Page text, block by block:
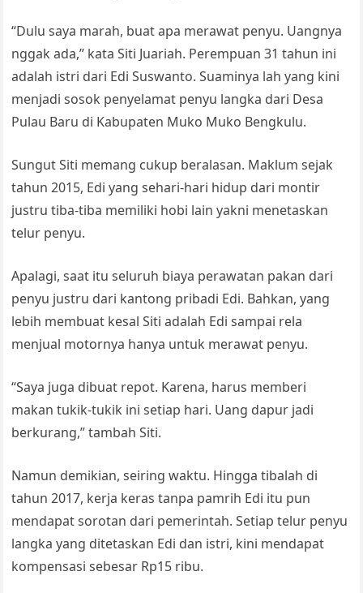
“Dulu saya marah, buat apa merawat penyu. Uangnya
nggak ada,” kata Siti Juariah. Perempuan 31 tahun ini
adalah istri dari Edi Suswanto. Suaminya lah yang kini
menjadi sosok penyelamat penyu langka dari Desa
Pulau Baru di Kabupaten Muko Muko Bengkulu.
Sungut Siti memang cukup beralasan. Maklum sejak
tahun 2015, Edi yang sehari-hari hidup dari montir
justru tiba-tiba memiliki hobi lain yakni menetaskan
telur penyu.
Apalagi, saat itu seluruh biaya perawatan pakan dari
penyu justru dari kantong pribadi Edi. Bahkan, yang
lebih membuat kesal Siti adalah Edi sampai rela
menjual motornya hanya untuk merawat penyu.
“Saya juga dibuat repot. Karena, harus memberi
makan tukik-tukik ini setiap hari. Uang dapur jadi
berkurang,” tambah Siti.
Namun demikian, seiring waktu. Hingga tibalah di
tahun 2017, kerja keras tanpa pamrih Edi itu pun
mendapat sorotan dari pemerintah. Setiap telur penyu
langka yang ditetaskan Edi dan istri, kini mendapat
kompensasi sebesar Rp15 ribu.